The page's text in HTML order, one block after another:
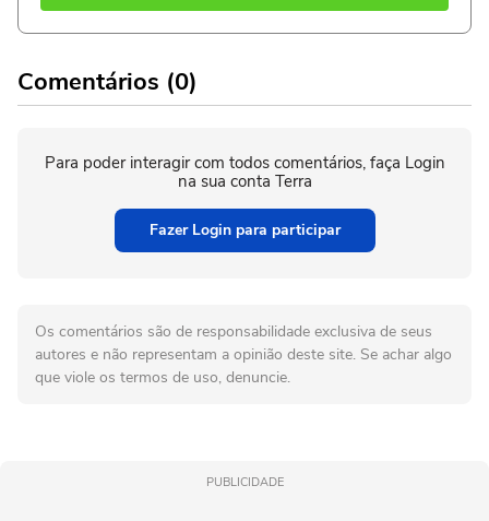
Comentários (0)
Para poder interagir com todos comentários, faça Login
na sua conta Terra
Fazer Login para participar
Os comentários são de responsabilidade exclusiva de seus
autores e não representam a opinião deste site. Se achar algo
que viole os termos de uso, denuncie.
PUBLICIDADE